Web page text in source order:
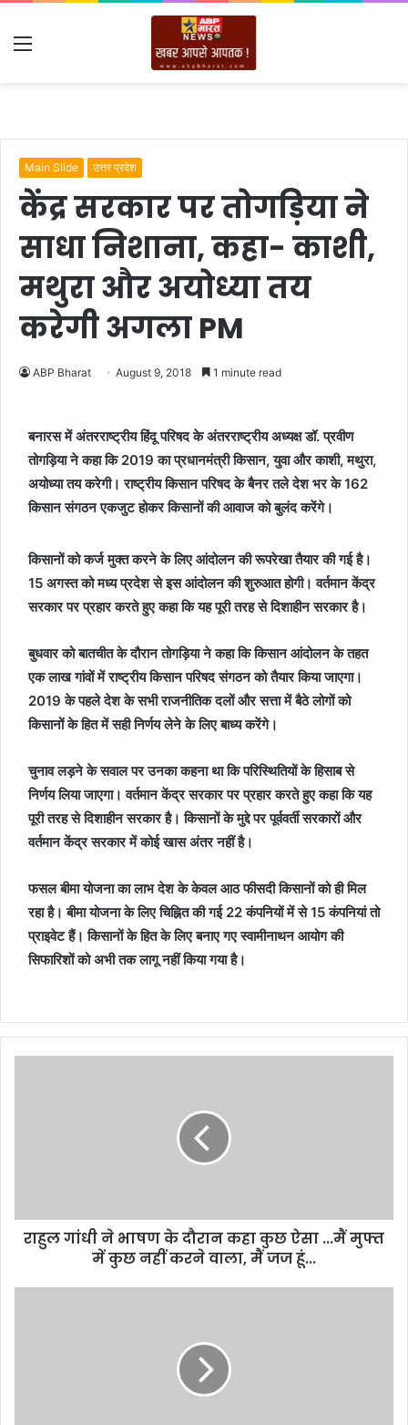
Menu
Main Slide उत्तर प्रदेश
केंद्र सरकार पर तोगड़िया ने
साधा निशाना, कहा- काशी,
मथुरा और अयोध्या तय
करेगी अगला PM
ABP Bharat August 9, 2018 1 minute read
बनारस में अंतरराष्ट्रीय हिंदू परिषद के अंतरराष्ट्रीय अध्यक्ष डॉ. प्रवीण
तोगड़िया ने कहा कि 2019 का प्रधानमंत्री किसान, युवा और काशी, मथुरा,
अयोध्या तय करेगी। राष्ट्रीय किसान परिषद के बैनर तले देश भर के 162
किसान संगठन एकजुट होकर किसानों की आवाज को बुलंद करेंगे।
किसानों को कर्ज मुक्त करने के लिए आंदोलन की रूपरेखा तैयार की गई है।
15 अगस्त को मध्य प्रदेश से इस आंदोलन की शुरुआत होगी। वर्तमान केंद्र
सरकार पर प्रहार करते हुए कहा कि यह पूरी तरह से दिशाहीन सरकार है।
बुधवार को बातचीत के दौरान तोगड़िया ने कहा कि किसान आंदोलन के तहत
एक लाख गांवों में राष्ट्रीय किसान परिषद संगठन को तैयार किया जाएगा।
2019 के पहले देश के सभी राजनीतिक दलों और सत्ता में बैठे लोगों को
किसानों के हित में सही निर्णय लेने के लिए बाध्य करेंगे।
चुनाव लड़ने के सवाल पर उनका कहना था कि परिस्थितियों के हिसाब से
निर्णय लिया जाएगा। वर्तमान केंद्र सरकार पर प्रहार करते हुए कहा कि यह
पूरी तरह से दिशाहीन सरकार है। किसानों के मुद्दे पर पूर्ववर्ती सरकारों और
वर्तमान केंद्र सरकार में कोई खास अंतर नहीं है।
फसल बीमा योजना का लाभ देश के केवल आठ फीसदी किसानों को ही मिल
रहा है। बीमा योजना के लिए चिह्नित की गई 22 कंपनियों में से 15 कंपनियां तो
प्राइवेट हैं। किसानों के हित के लिए बनाए गए स्वामीनाथन आयोग की
सिफारिशों को अभी तक लागू नहीं किया गया है।
राहुल गांधी ने भाषण के दौरान कहा कुछ ऐसा ...मैं मुफ्त
में कुछ नहीं करने वाला, मैं जज हूं...